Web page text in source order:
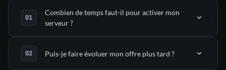
Combien de temps faut-il pour activer mon
serveur ?
déployé automatiquement
Puis-je faire évoluer mon offre plus tard ?